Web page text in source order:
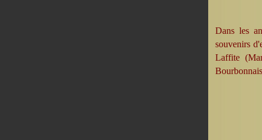
Dans les
souvenirs
Laffite